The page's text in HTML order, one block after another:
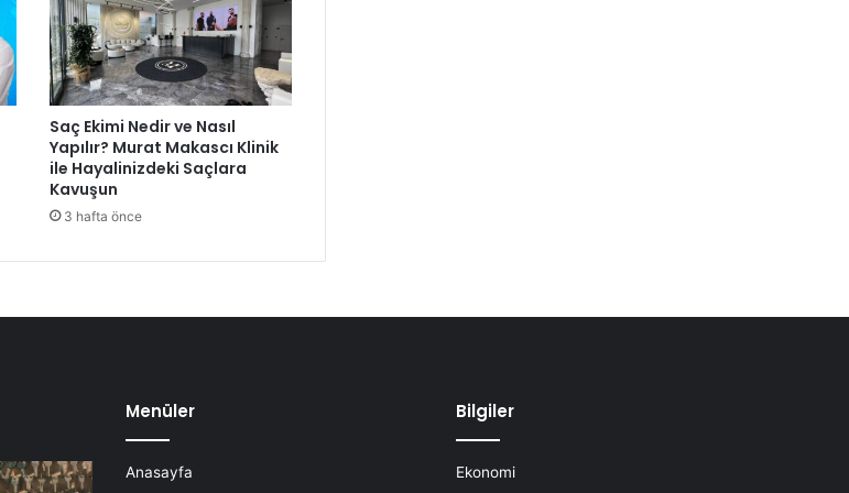
Saç Ekimi Nedir ve Nasıl
Yapılır? Murat Makascı Klinik
ile Hayalinizdeki Saçlara
Kavuşun
3 hafta önce
Menüler
Anasayfa
Bilgiler
Ekonomi